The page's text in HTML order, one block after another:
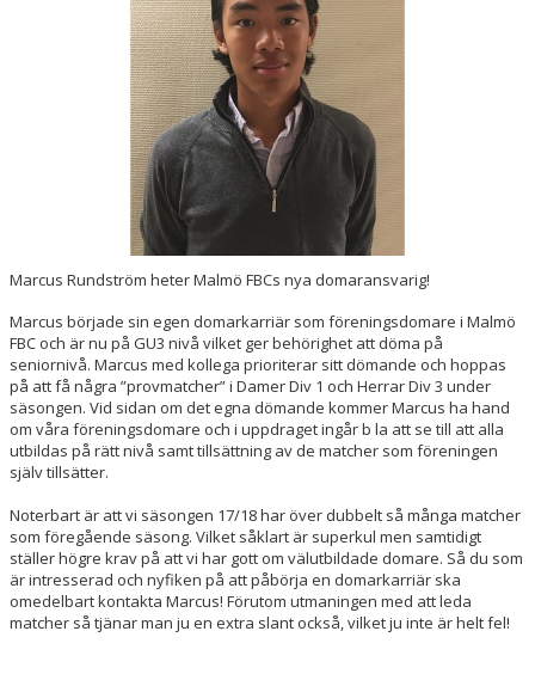
Marcus Rundström heter Malmö FBCs nya domaransvarig!
Marcus började sin egen domarkarriär som föreningsdomare i Malmö
FBC och är nu på GU3 nivå vilket ger behörighet att döma på
seniornivå. Marcus med kollega prioriterar sitt dömande och hoppas
på att få några ”provmatcher” i Damer Div 1 och Herrar Div 3 under
säsongen. Vid sidan om det egna dömande kommer Marcus ha hand
om våra föreningsdomare och i uppdraget ingår b la att se till att alla
utbildas på rätt nivå samt tillsättning av de matcher som föreningen
själv tillsätter.
Noterbart är att vi säsongen 17/18 har över dubbelt så många matcher
som föregående säsong. Vilket såklart är superkul men samtidigt
ställer högre krav på att vi har gott om välutbildade domare. Så du som
är intresserad och nyfiken på att påbörja en domarkarriär ska
omedelbart kontakta Marcus! Förutom utmaningen med att leda
matcher så tjänar man ju en extra slant också, vilket ju inte är helt fel!